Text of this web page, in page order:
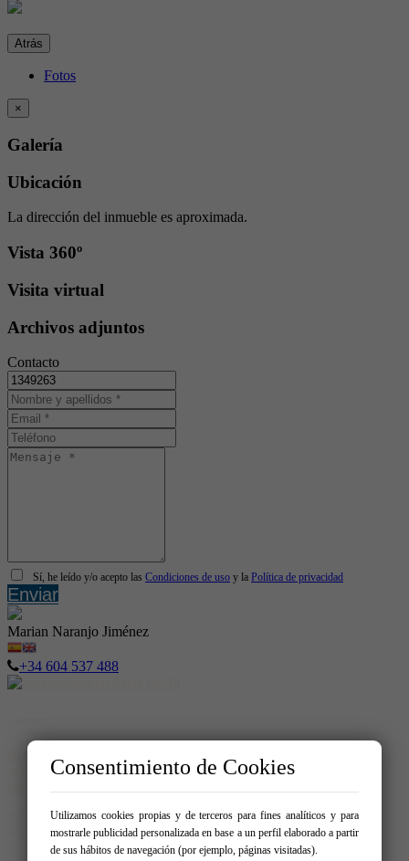
Atrás
Fotos
×
Galería
Ubicación
La dirección del inmueble es aproximada.
Vista 360º
Visita virtual
Archivos adjuntos
Contacto
Sí, he leído y/o acepto las Condiciones de uso y la Política de privacidad
Enviar
Marian Naranjo Jiménez
+34 604 537 488
Avda. del Albir 159 - Local 1 03581 – Alfaz del Pi
info@realhomespain.com
966 181 319
604537488
Consentimiento de Cookies
Utilizamos cookies propias y de terceros para fines analíticos y para
mostrarle publicidad personalizada en base a un perfil elaborado a partir
de sus hábitos de navegación (por ejemplo, páginas visitadas).